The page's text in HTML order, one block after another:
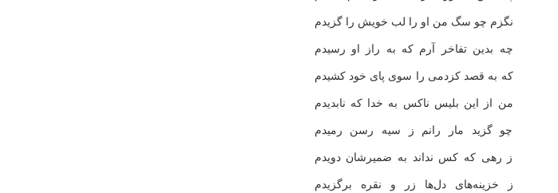
نگزم چو سگ من او را لب خویش را گزیدم
چه بدین تفاخر آرم كه به راز او رسیدم
كه به قصد كزدمی را سوی پای خود كشیدم
من از این بلیس ناكس به خدا كه نابدیدم
چو گزید مار رانم ز سیه رسن رمیدم
ز رهی كه كس نداند به ضمیرشان دویدم
ز خزینه‌های دل‌ها زر و نقره برگزیدم